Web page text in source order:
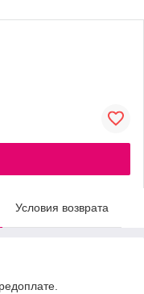
Условия возврата